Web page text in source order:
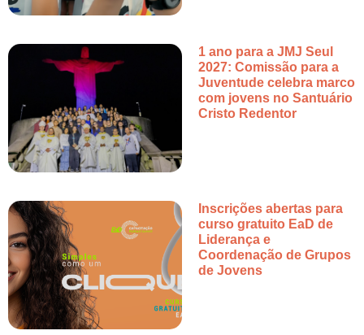
1 ano para a JMJ Seul
2027: Comissão para a
Juventude celebra marco
com jovens no Santuário
Cristo Redentor
Inscrições abertas para
curso gratuito EaD de
Liderança e
Coordenação de Grupos
de Jovens